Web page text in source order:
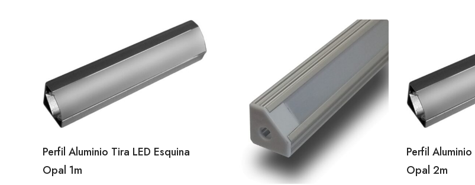
Perfil Aluminio Tira LED Esquina
Opal 1m
Perfil
Opal 2m